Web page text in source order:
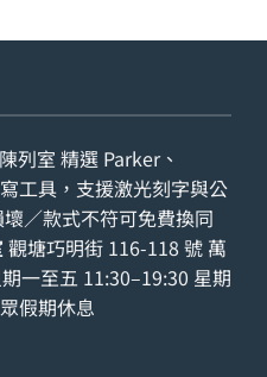
列室 精選 Parker、
工具，支援激光刻字與公
／款式不符可免費換同
觀塘巧明街 116-118 號 萬
一至五 11:30–19:30 星期
假期休息